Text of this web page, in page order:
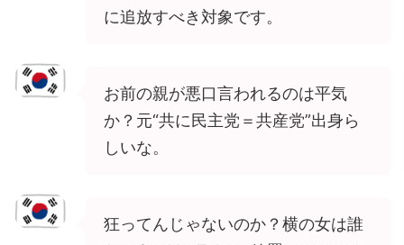
に追放すべき対象です。
お前の親が悪口言われるのは平気
か？元“共に民主党＝共産党”出身ら
しいな。
狂ってんじゃないのか？横の女は誰